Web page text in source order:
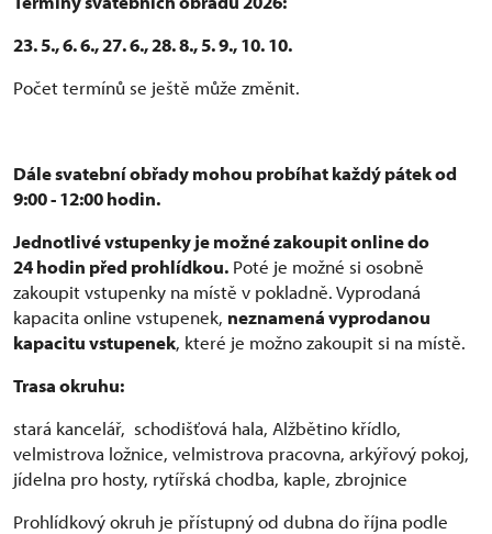
23. 5., 6. 6., 27. 6., 28. 8., 5. 9., 10. 10.
Počet termínů se ještě může změnit.
Dále svatební obřady mohou probíhat každý pátek od
9:00 - 12:00 hodin.
Jednotlivé vstupenky je možné zakoupit online do
24 hodin před prohlídkou. Poté je možné si osobně
zakoupit vstupenky na místě v pokladně. Vyprodaná
kapacita online vstupenek, neznamená vyprodanou
kapacitu vstupenek, které je možno zakoupit si na místě.
Trasa okruhu:
stará kancelář, schodišťová hala, Alžbětino křídlo,
velmistrova ložnice, velmistrova pracovna, arkýřový pokoj,
jídelna pro hosty, rytířská chodba, kaple, zbrojnice
Prohlídkový okruh je přístupný od dubna do října podle